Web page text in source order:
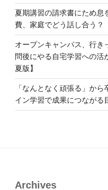
夏期講習の請求書にため
費、家庭でどう話し合う？
オープンキャンパス、行き
問後にやる自宅学習への活
夏版】
「なんとなく頑張る」か
イン学習で成果につながる
Archives